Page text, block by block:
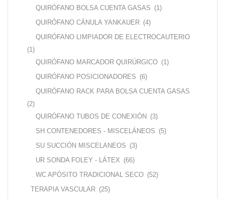
QUIRÓFANO BOLSA CUENTA GASAS (1)
QUIRÓFANO CÁNULA YANKAUER (4)
QUIRÓFANO LIMPIADOR DE ELECTROCAUTERIO
(1)
QUIRÓFANO MARCADOR QUIRÚRGICO (1)
QUIRÓFANO POSICIONADORES (6)
QUIRÓFANO RACK PARA BOLSA CUENTA GASAS
(2)
QUIRÓFANO TUBOS DE CONEXIÓN (3)
SH CONTENEDORES - MISCELÁNEOS (5)
SU SUCCIÓN MISCELANEOS (3)
UR SONDA FOLEY - LÁTEX (66)
WC APÓSITO TRADICIONAL SECO (52)
TERAPIA VASCULAR (25)